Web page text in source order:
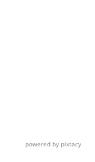
powered by pixtacy